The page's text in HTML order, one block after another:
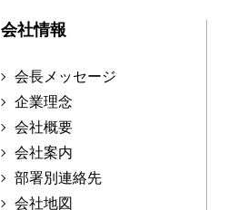
会社情報
会長メッセージ
企業理念
会社概要
会社案内
部署別連絡先
会社地図